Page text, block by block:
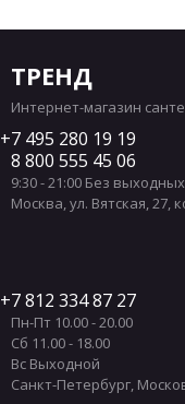
ТРЕНД
Интернет-магазин
7 495 280 19 19
8 800 555 45 06
9:30 - 21:00 Без выходных
Москва,ул. Вятская, 27,
7 812 334 87 27
Пн-Пт 10.00 - 20.00
Сб 11.00 - 18.00
Вс Выходной
Санкт-Петербург,